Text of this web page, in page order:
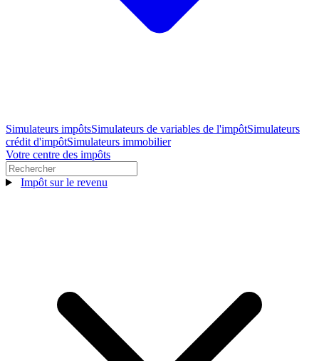
Simulateurs impôtsSimulateurs de variables de l'impôtSimulateurs
crédit d'impôtSimulateurs immobilier
Votre centre des impôts
Impôt sur le revenu